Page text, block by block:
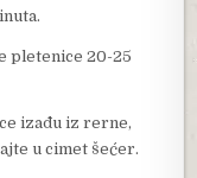
pletenice 20-25
izađu iz rerne,
u cimet šećer.